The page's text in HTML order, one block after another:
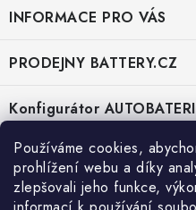
Používáme cookies,
prohlížení webu a díky
zlepšovali jeho funkce,
INFORMACE PRO VÁS
KONTAKTY
KONFIGURÁTOR AUTOBATERIÍ
O NÁS
VÝMĚNA AUTOBATERIE
PRODEJNY BATTERY.CZ
Prodejna Brno - Pražákova ul.
Prodejna Praha - Brožíkova ul.
Prodejna Ústí n. Labem -
Konfigurátor
Konfigurátor AUTOBATERIE
Kontakt